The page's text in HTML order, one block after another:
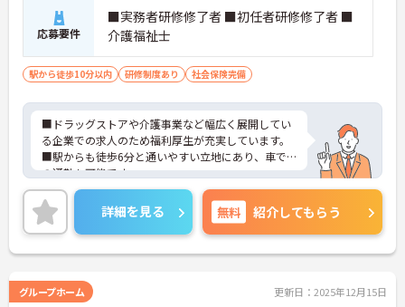
応募要件
■実務者研修修了者 ■初任者研修修了者 ■
介護福祉士
駅から徒歩10分以内 研修制度あり 社会保険完備
■ドラッグストアや介護事業など幅広く展開してい
る企業での求人のため福利厚生が充実しています。
■駅からも徒歩6分と通いやすい立地にあり、車で
の通勤も可能です。
■2箇所のクリニックと連携しているため、何かあ
ったときにすぐに対応できる体制があり、安心して
働くことができます。
ぜひご応募お待ちしております。
詳細を見る 無料 紹介してもらう
グループホーム 更新日：2025年12月15日